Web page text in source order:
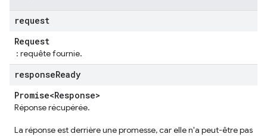
request
Request
: requête fournie.
responseReady
Promise<Response>
Réponse récupérée.
La réponse est derrière une promesse, car elle n'a peut-être pas